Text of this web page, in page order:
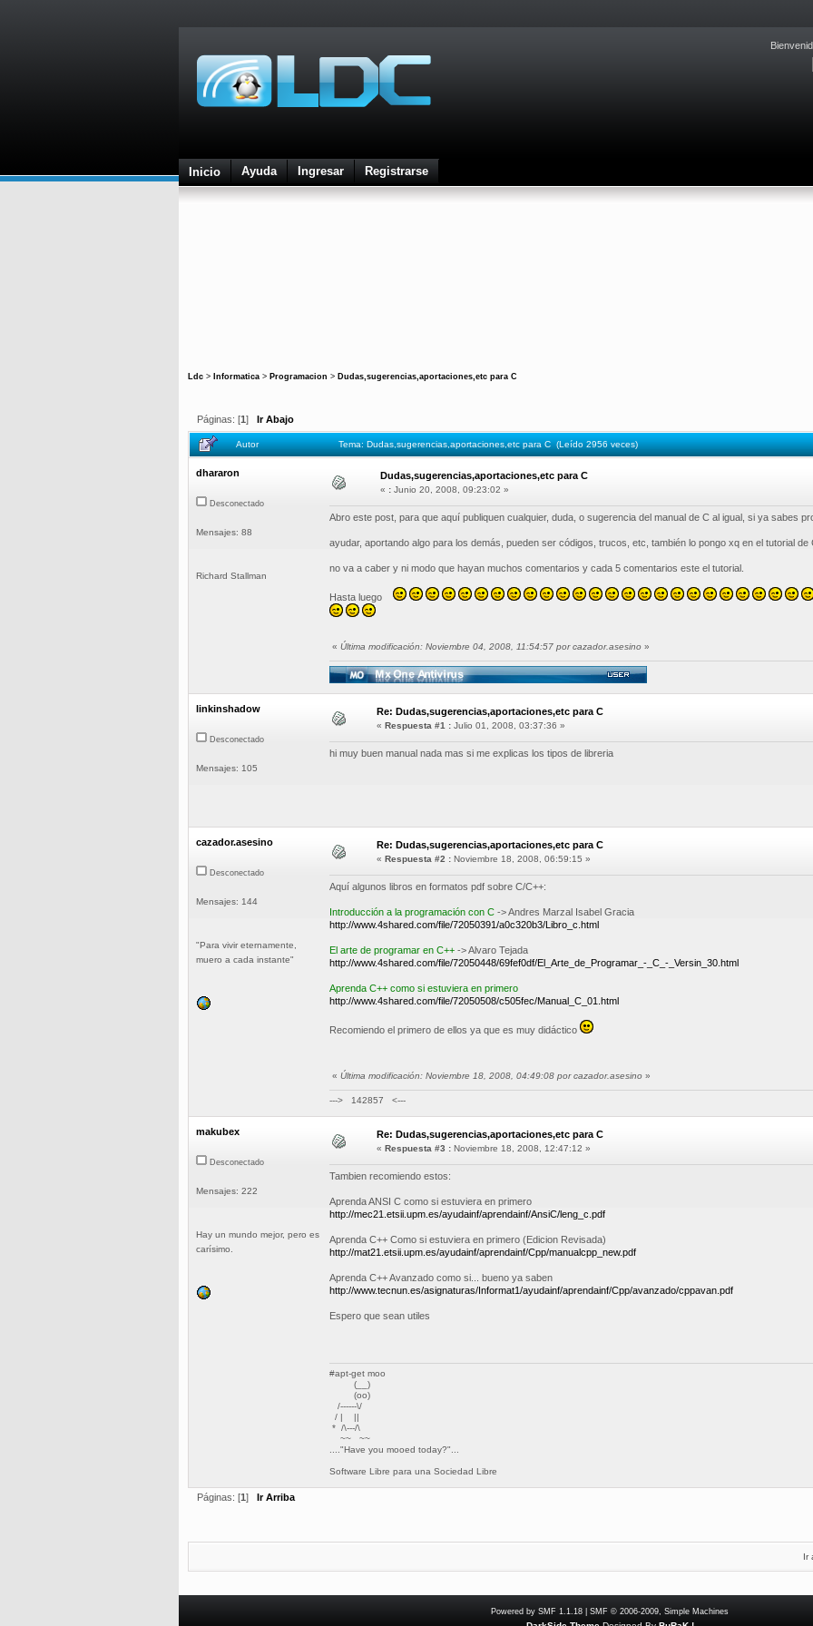
Inicio Ayuda Ingresar Registrarse
Ldc > Informatica > Programacion > Dudas,sugerencias,aportaciones,etc para C
Páginas: [1 ] Ir Abajo
Autor Tema: Dudas,sugerencias,aportaciones,etc para C (Leído 2956 veces)
dhararon
Desconectado
Mensajes: 88
Richard Stallman
Dudas,sugerencias,aportaciones,etc para C
« : Junio 20, 2008, 09:23:02 »
Abro este post, para que aquí publiquen cualquier, duda, o sugerencia del manual de C al igual, si ya sabes
ayudar, aportando algo para los demás, pueden ser códigos, trucos, etc, también lo pongo xq en el tutorial de
no va a caber y ni modo que hayan muchos comentarios y cada 5 comentarios este el tutorial.
Hasta luego
« Última modificación: Noviembre 04, 2008, 11:54:57 por cazador.asesino »
linkinshadow
Desconectado
Mensajes: 105
Re: Dudas,sugerencias,aportaciones,etc para C
« Respuesta #1 : Julio 01, 2008, 03:37:36 »
hi muy buen manual nada mas si me explicas los tipos de libreria
cazador.asesino
Desconectado
Mensajes: 144
"Para vivir eternamente,
muero a cada instante"
Re: Dudas,sugerencias,aportaciones,etc para C
« Respuesta #2 : Noviembre 18, 2008, 06:59:15 »
Aquí algunos libros en formatos pdf sobre C/C++:
Introducción a la programación con C -> Andres Marzal Isabel Gracia
http://www.4shared.com/file/72050391/a0c320b3/Libro_c.html
El arte de programar en C++ -> Alvaro Tejada
http://www.4shared.com/file/72050448/69fef0df/El_Arte_de_Programar_-_C_-_Versin_30.html
Aprenda C++ como si estuviera en primero
http://www.4shared.com/file/72050508/c505fec/Manual_C_01.html
Recomiendo el primero de ellos ya que es muy didáctico
« Última modificación: Noviembre 18, 2008, 04:49:08 por cazador.asesino »
---> 142857 <---
makubex
Desconectado
Mensajes: 222
Hay un mundo mejor, pero es
carísimo.
Re: Dudas,sugerencias,aportaciones,etc para C
« Respuesta #3 : Noviembre 18, 2008, 12:47:12 »
Tambien recomiendo estos:
Aprenda ANSI C como si estuviera en primero
http://mec21.etsii.upm.es/ayudainf/aprendainf/AnsiC/leng_c.pdf
Aprenda C++ Como si estuviera en primero (Edicion Revisada)
http://mat21.etsii.upm.es/ayudainf/aprendainf/Cpp/manualcpp_new.pdf
Aprenda C++ Avanzado como si... bueno ya saben
http://www.tecnun.es/asignaturas/Informat1/ayudainf/aprendainf/Cpp/avanzado/cppavan.pdf
Espero que sean utiles
#apt-get moo
(__)
(oo)
/------\/
/ | ||
* /\---/\
~~ ~~
...."Have you mooed today?"...
Software Libre para una Sociedad Libre
Páginas: [1 ] Ir Arriba
Ir
Powered by SMF 1.1.18 SMF © 2006-2009, Simple Machines